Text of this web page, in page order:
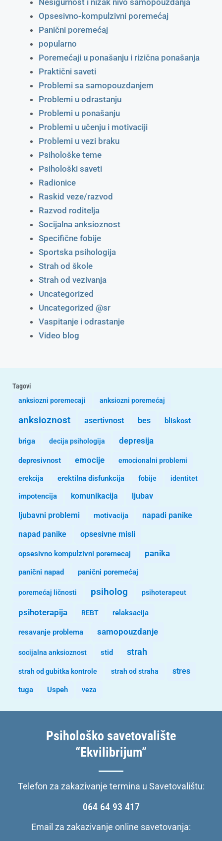
Opsesivno-kompulzivni poremećaj
Panični poremećaj
popularno
Poremećaji u ponašanju i rizična ponašanja
Praktični saveti
Problemi sa samopouzdanjem
Problemi u odrastanju
Problemi u ponašanju
Problemi u učenju i motivaciji
Problemi u vezi braku
Psihološke teme
Psihološki saveti
Radionice
Raskid veze/razvod
Razvod roditelja
Socijalna anksioznost
Specifične fobije
Sportska psihologija
Strah od škole
Strah od vezivanja
Uncategorized
Uncategorized @sr
Vaspitanje i odrastanje
Video blog
Tagovi
anksiozni poremecaji
anksiozni poremećaj
anksioznost asertivnost bes bliskost
briga decija psihologija depresija
depresivnost emocije emocionalni problemi
erekcija erektilna disfunkcija fobije identitet
impotencija komunikacija ljubav
ljubavni problemi motivacija napadi panike
napad panike opsesivne misli
opsesivno kompulzivni poremecaj panika
panični napad panični poremećaj
poremećaj ličnosti psiholog psihoterapeut
psihoterapija REBT relaksacija
resavanje problema samopouzdanje
socijalna anksioznost stid strah
strah od gubitka kontrole strah od straha stres
tuga Uspeh veza
Psihološko savetovalište
“Ekvilibrijum”
Telefon za zakazivanje termina u Savetovalištu:
064 64 93 417
Email za zakazivanje online savetovanja: